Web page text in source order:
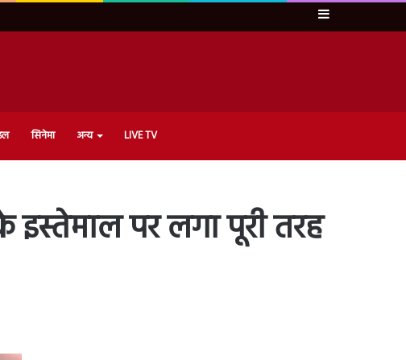
Sidebar
सिनेमा अन्य LIVE TV
इस्तेमाल पर लगा पूरी तरह